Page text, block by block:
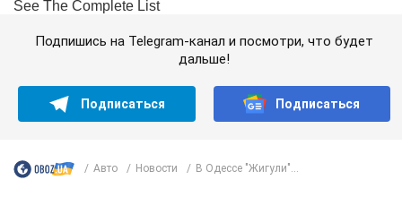
Подпишись на Telegram-канал и посмотри, что будет
дальше!
Подписаться Подписаться
Авто Новости В Одессе "Жигули"...